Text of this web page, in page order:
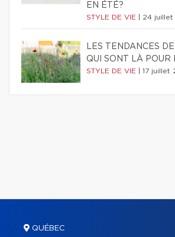
EN ÉTÉ?
STYLE DE VIE 24
LES TENDANCES
QUI SONT LÀ POUR
STYLE DE VIE 17 juillet
QUÉBEC